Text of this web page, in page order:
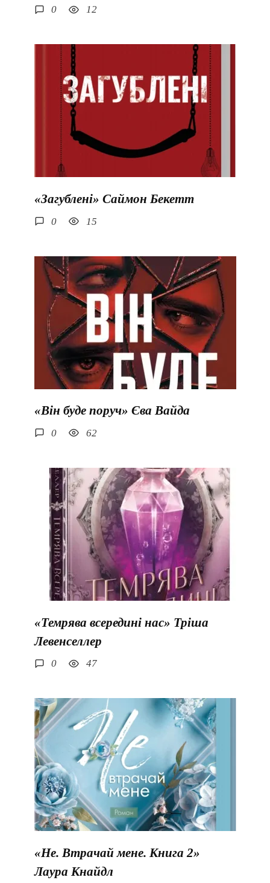
0 12
«Загублені» Саймон Бекетт
0 15
«Він буде поруч» Єва Вайда
0 62
«Темрява всередині нас» Тріша
Левенселлер
0 47
«Не. Втрачай мене. Книга 2»
Лаура Кнайдл